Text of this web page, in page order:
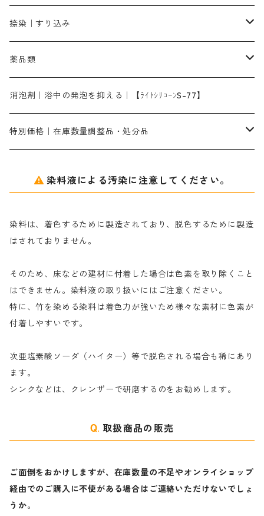
1kg
ローズMB｜鮮やかなピンク色）
スカイブルーMG｜緑みの空色
ターキスブルーHNG｜緑みの空色
片羽刷毛
型洗いブラシ
レオニールEHC｜反応染料用
ソルバライトS-70｜各種繊維の浸し染めに使用可能
染料の定着向上剤
ライトフィックスAコンク｜綿・麻もしくは直接染料で染めた素材
シルクフィックス３A｜絹の染料定着向上剤
アルカリ剤｜反応染料用
ソーダ灰
染料溶解剤
セレナゾールPDN｜各種染料の染料溶解剤
白場汚染防止剤
海藻系
たんぱく質系
化学糊（PVA）
防腐剤｜アルカリ性
脱色剤
全体脱色｜ハイドロサルファイトコンク
部分脱色｜デグロリンSコンク
脱色助剤｜浸透・複色抑制剤
メイプロガムNP｜にじみ防止剤
アミラヂンD｜浸透・複色抑制剤
捺染｜すり込み
染料溶解剤｜染料の均一な浸透・吸着を補助する
捺染糊
メイプロガムNP（綿・麻・絹用｜直接・酸性・含金染料用）
白場汚染防止剤｜ソーピング剤｜水洗する際の再汚染防止剤
薬品類
ア行
カ行
ナ行
ハ行
マ行
消泡剤｜浴中の発泡を抑える｜【ﾗｲﾄｼﾘｺｰﾝS-77】
特別価格｜在庫数量調整品・処分品
粉末顔料
綿・麻を染める染料
絹・羊毛を染める染料
染料液による汚染に注意してください。
染料は、着色するために製造されており、脱色するために製造
はされておりません。
そのため、床などの建材に付着した場合は色素を取り除くこと
はできません。染料液の取り扱いにはご注意ください。
特に、竹を染める染料は着色力が強いため様々な素材に色素が
付着しやすいです。
次亜塩素酸ソーダ（ハイター）等で脱色される場合も稀にあり
ます。
シンクなどは、クレンザーで研磨するのをお勧めします。
取扱商品の販売
ご面倒をおかけしますが、在庫数量の不足やオンライショップ
経由でのご購入に不便がある場合はご連絡いただけないでしょ
うか。